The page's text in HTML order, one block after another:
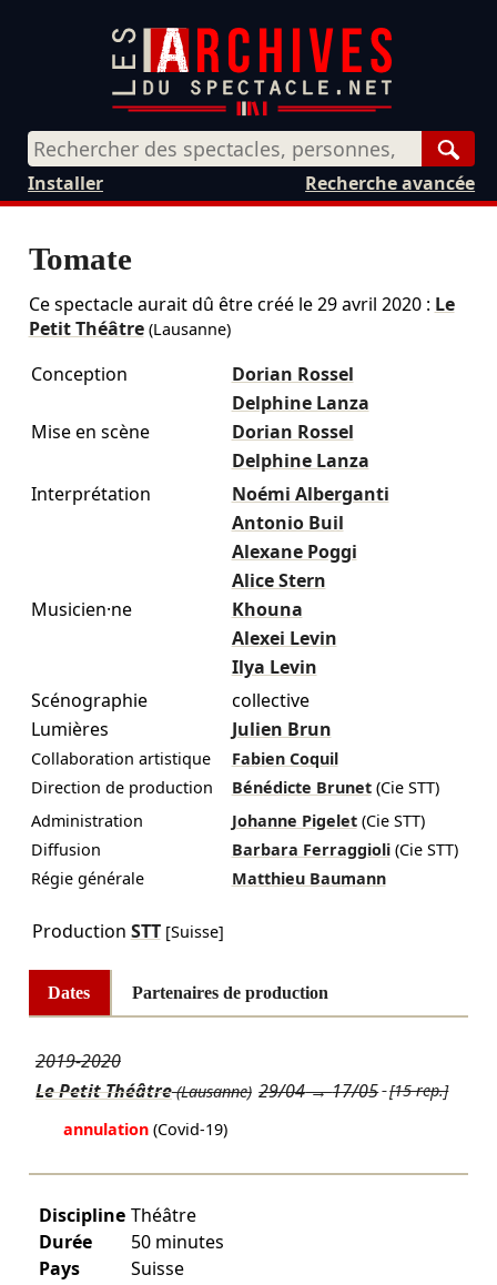
Recherche avancée
Installer
Tomate
Ce spectacle aurait dû être créé le29 avril 2020: Le
Petit Théâtre(Lausanne)
Conception
Dorian Rossel
Delphine Lanza
Mise en scène
Dorian Rossel
Delphine Lanza
Interprétation
Noémi Alberganti
Antonio Buil
Alexane Poggi
Alice Stern
Musicien·ne
Khouna
Alexei Levin
Ilya Levin
Scénographie
collective
Lumières
Julien Brun
Collaboration artistique
Fabien Coquil
Direction de production
Bénédicte Brunet (Cie STT)
Administration
Johanne Pigelet (Cie STT)
Diffusion
Barbara Ferraggioli (Cie STT)
Régie générale
Matthieu Baumann
Production STT[Suisse]
Dates Partenaires de production
2019-2020
Le Petit Théâtre(Lausanne) 29/04→17/05 [15 rep.]
annulation (Covid-19)
Discipline Théâtre
Durée
50 minutes
Pays
Suisse